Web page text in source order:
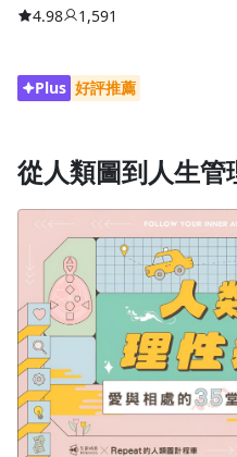
4.98
1,591
Plus 好評推薦
從人類圖到人生管